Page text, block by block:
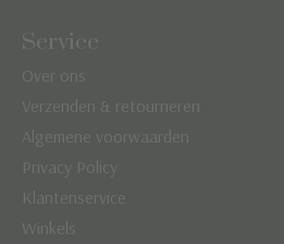
Service
Over ons
Verzenden & retourneren
Algemene voorwaarden
Privacy Policy
Klantenservice
Winkels